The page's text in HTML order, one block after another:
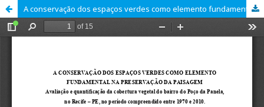
A conservação dos espaços verdes como elemento fundamental na preservação da paisagem avaliação e quantificação da cobertura vegetal do bairro do Poço Da Panela, no Recife – PE, no período compreendido entre 1970 e 2010